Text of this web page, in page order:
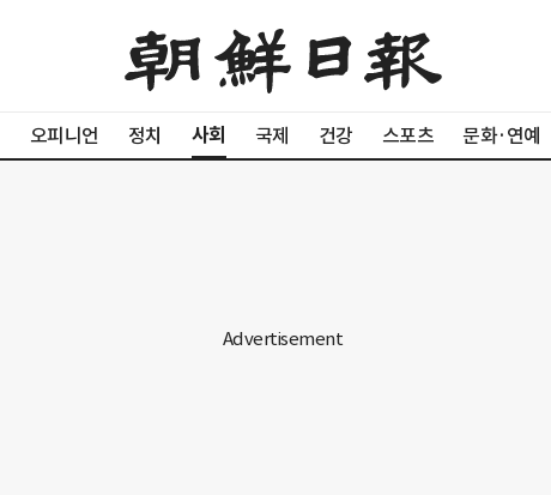
오피니언 정치 사회 국제 건강 스포츠 문화·연예